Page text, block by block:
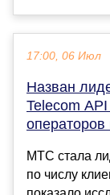
17:00, 06 Июл
Назван
Telecom
операторов
МТС стала
по числу